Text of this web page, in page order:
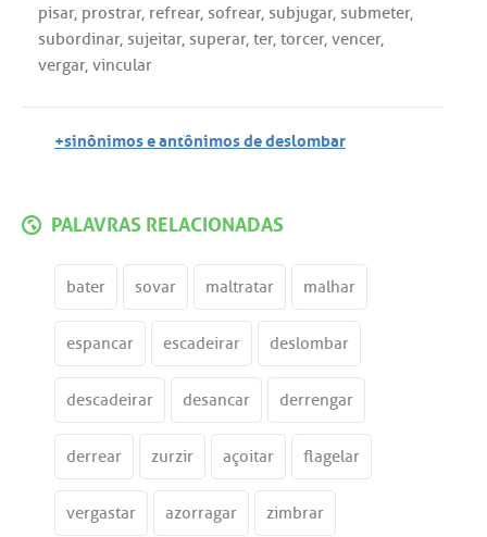
pisar, prostrar, refrear, sofrear, subjugar, submeter,
subordinar, sujeitar, superar, ter, torcer, vencer,
vergar, vincular
+sinônimos e antônimos de deslombar
PALAVRAS RELACIONADAS
bater sovar maltratar malhar
espancar escadeirar deslombar
descadeirar desancar derrengar
derrear zurzir açoitar flagelar
vergastar azorragar zimbrar